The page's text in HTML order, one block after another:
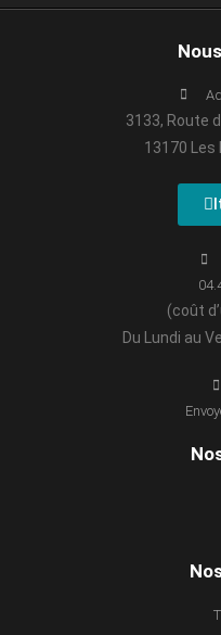
3133, Route
13170 Les
(coût
Du Lundi au